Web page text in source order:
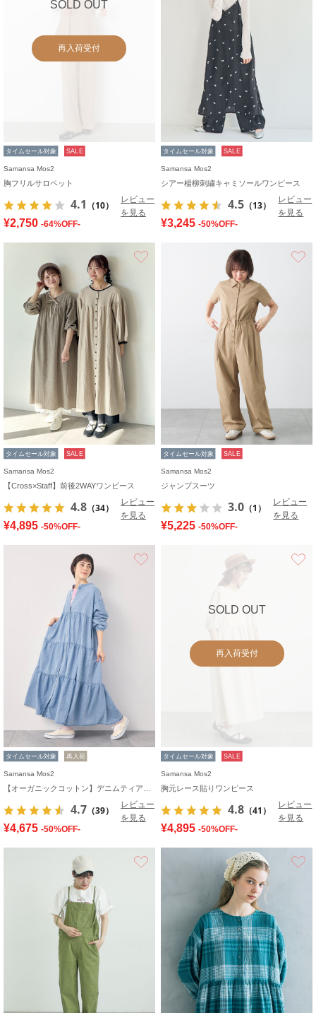
SOLD OUT
再入荷受付
タイムセール対象 SALE
Samansa Mos2
胸フリルサロペット
4.1 （10）
レビュー
を見る
¥2,750 -64%OFF-
タイムセール対象 SALE
Samansa Mos2
シアー楊柳刺繍キャミソールワンピース
4.5 （13）
レビュー
を見る
¥3,245 -50%OFF-
タイムセール対象 SALE
Samansa Mos2
【Cross×Staff】前後2WAYワンピース
4.8 （34）
レビュー
を見る
¥4,895 -50%OFF-
タイムセール対象 SALE
Samansa Mos2
ジャンプスーツ
3.0 （1）
レビュー
を見る
¥5,225 -50%OFF-
タイムセール対象 再入荷
Samansa Mos2
4.7 （39）
レビュー
を見る
¥4,675 -50%OFF-
SOLD OUT
再入荷受付
タイムセール対象 SALE
Samansa Mos2
胸元レース貼りワンピース
4.8 （41）
レビュー
を見る
¥4,895 -50%OFF-